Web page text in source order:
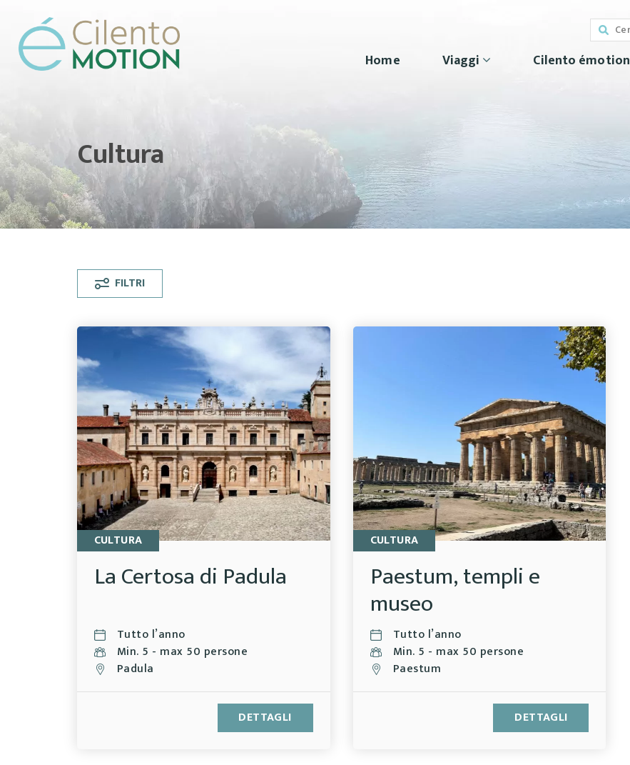
Home Viaggi Cilento émotion
Cultura
FILTRI
CULTURA
La Certosa di Padula
Tutto l’anno
Min. 5 - max 50 persone
Padula
DETTAGLI
CULTURA
Paestum, templi e
museo
Tutto l’anno
Min. 5 - max 50 persone
Paestum
DETTAGLI